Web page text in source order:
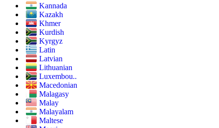
Kannada
Kazakh
Khmer
Kurdish
Kyrgyz
Latin
Latvian
Lithuanian
Luxembou..
Macedonian
Malagasy
Malay
Malayalam
Maltese